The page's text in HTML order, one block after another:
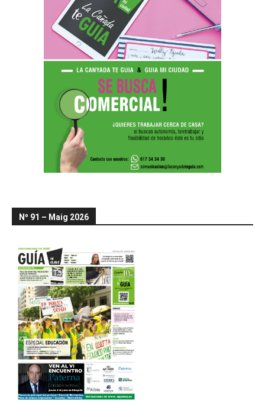
Nº 91 – Maig 2026